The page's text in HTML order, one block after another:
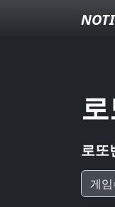
로또
게